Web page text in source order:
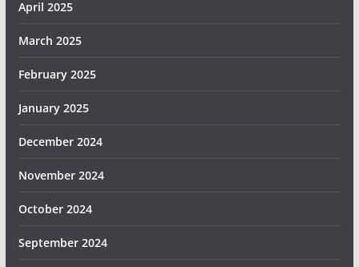
April 2025
March 2025
February 2025
January 2025
December 2024
November 2024
October 2024
September 2024